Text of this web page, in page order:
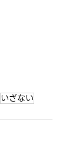
いざない